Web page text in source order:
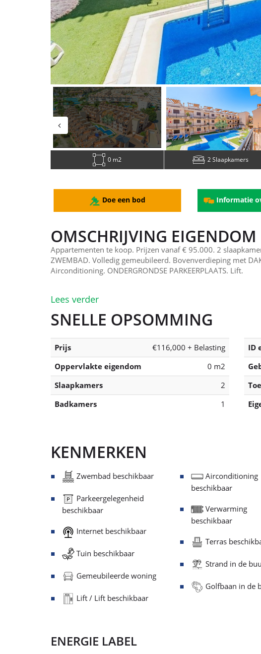
0 m2 2 Slaapkamers
Doe een bod Informatie
OMSCHRIJVING EIGENDOM
Appartementen te koop. Prijzen vanaf € 95.000. 2
ZWEMBAD. Volledig gemeubileerd. Bovenverdieping met
Airconditioning. ONDERGRONDSE PARKEERPLAATS. Lift.
Lees verder
SNELLE OPSOMMING
Prijs
€116,000 + Belasting
Oppervlakte eigendom
0 m2
Slaapkamers
2
Badkamers
1
ID
KENMERKEN
Zwembad beschikbaar
Parkeergelegenheid
beschikbaar
Internet beschikbaar
Tuin beschikbaar
Gemeubileerde woning
Lift / Lift beschikbaar
Airconditioning
beschikbaar
Verwarming
beschikbaar
Terras
Strand in de
Golfbaan in de
ENERGIE LABEL